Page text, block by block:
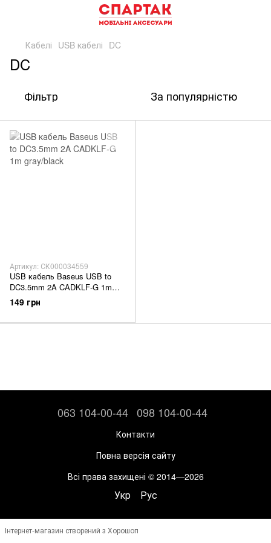
Кабелі USB кабелі DC
DC
Фільтр За популярністю
Артикул: СК000034559
USB кабель Baseus USB to
DC3.5mm 2A CADKLF-G 1m
gray/black
149 грн
063 104-00-44 098 104-00-44
Контакти
Повна версія сайту
Всі права захищені © 2014—2026
Укр Рус
Інтернет-магазин створений з Хорошоп